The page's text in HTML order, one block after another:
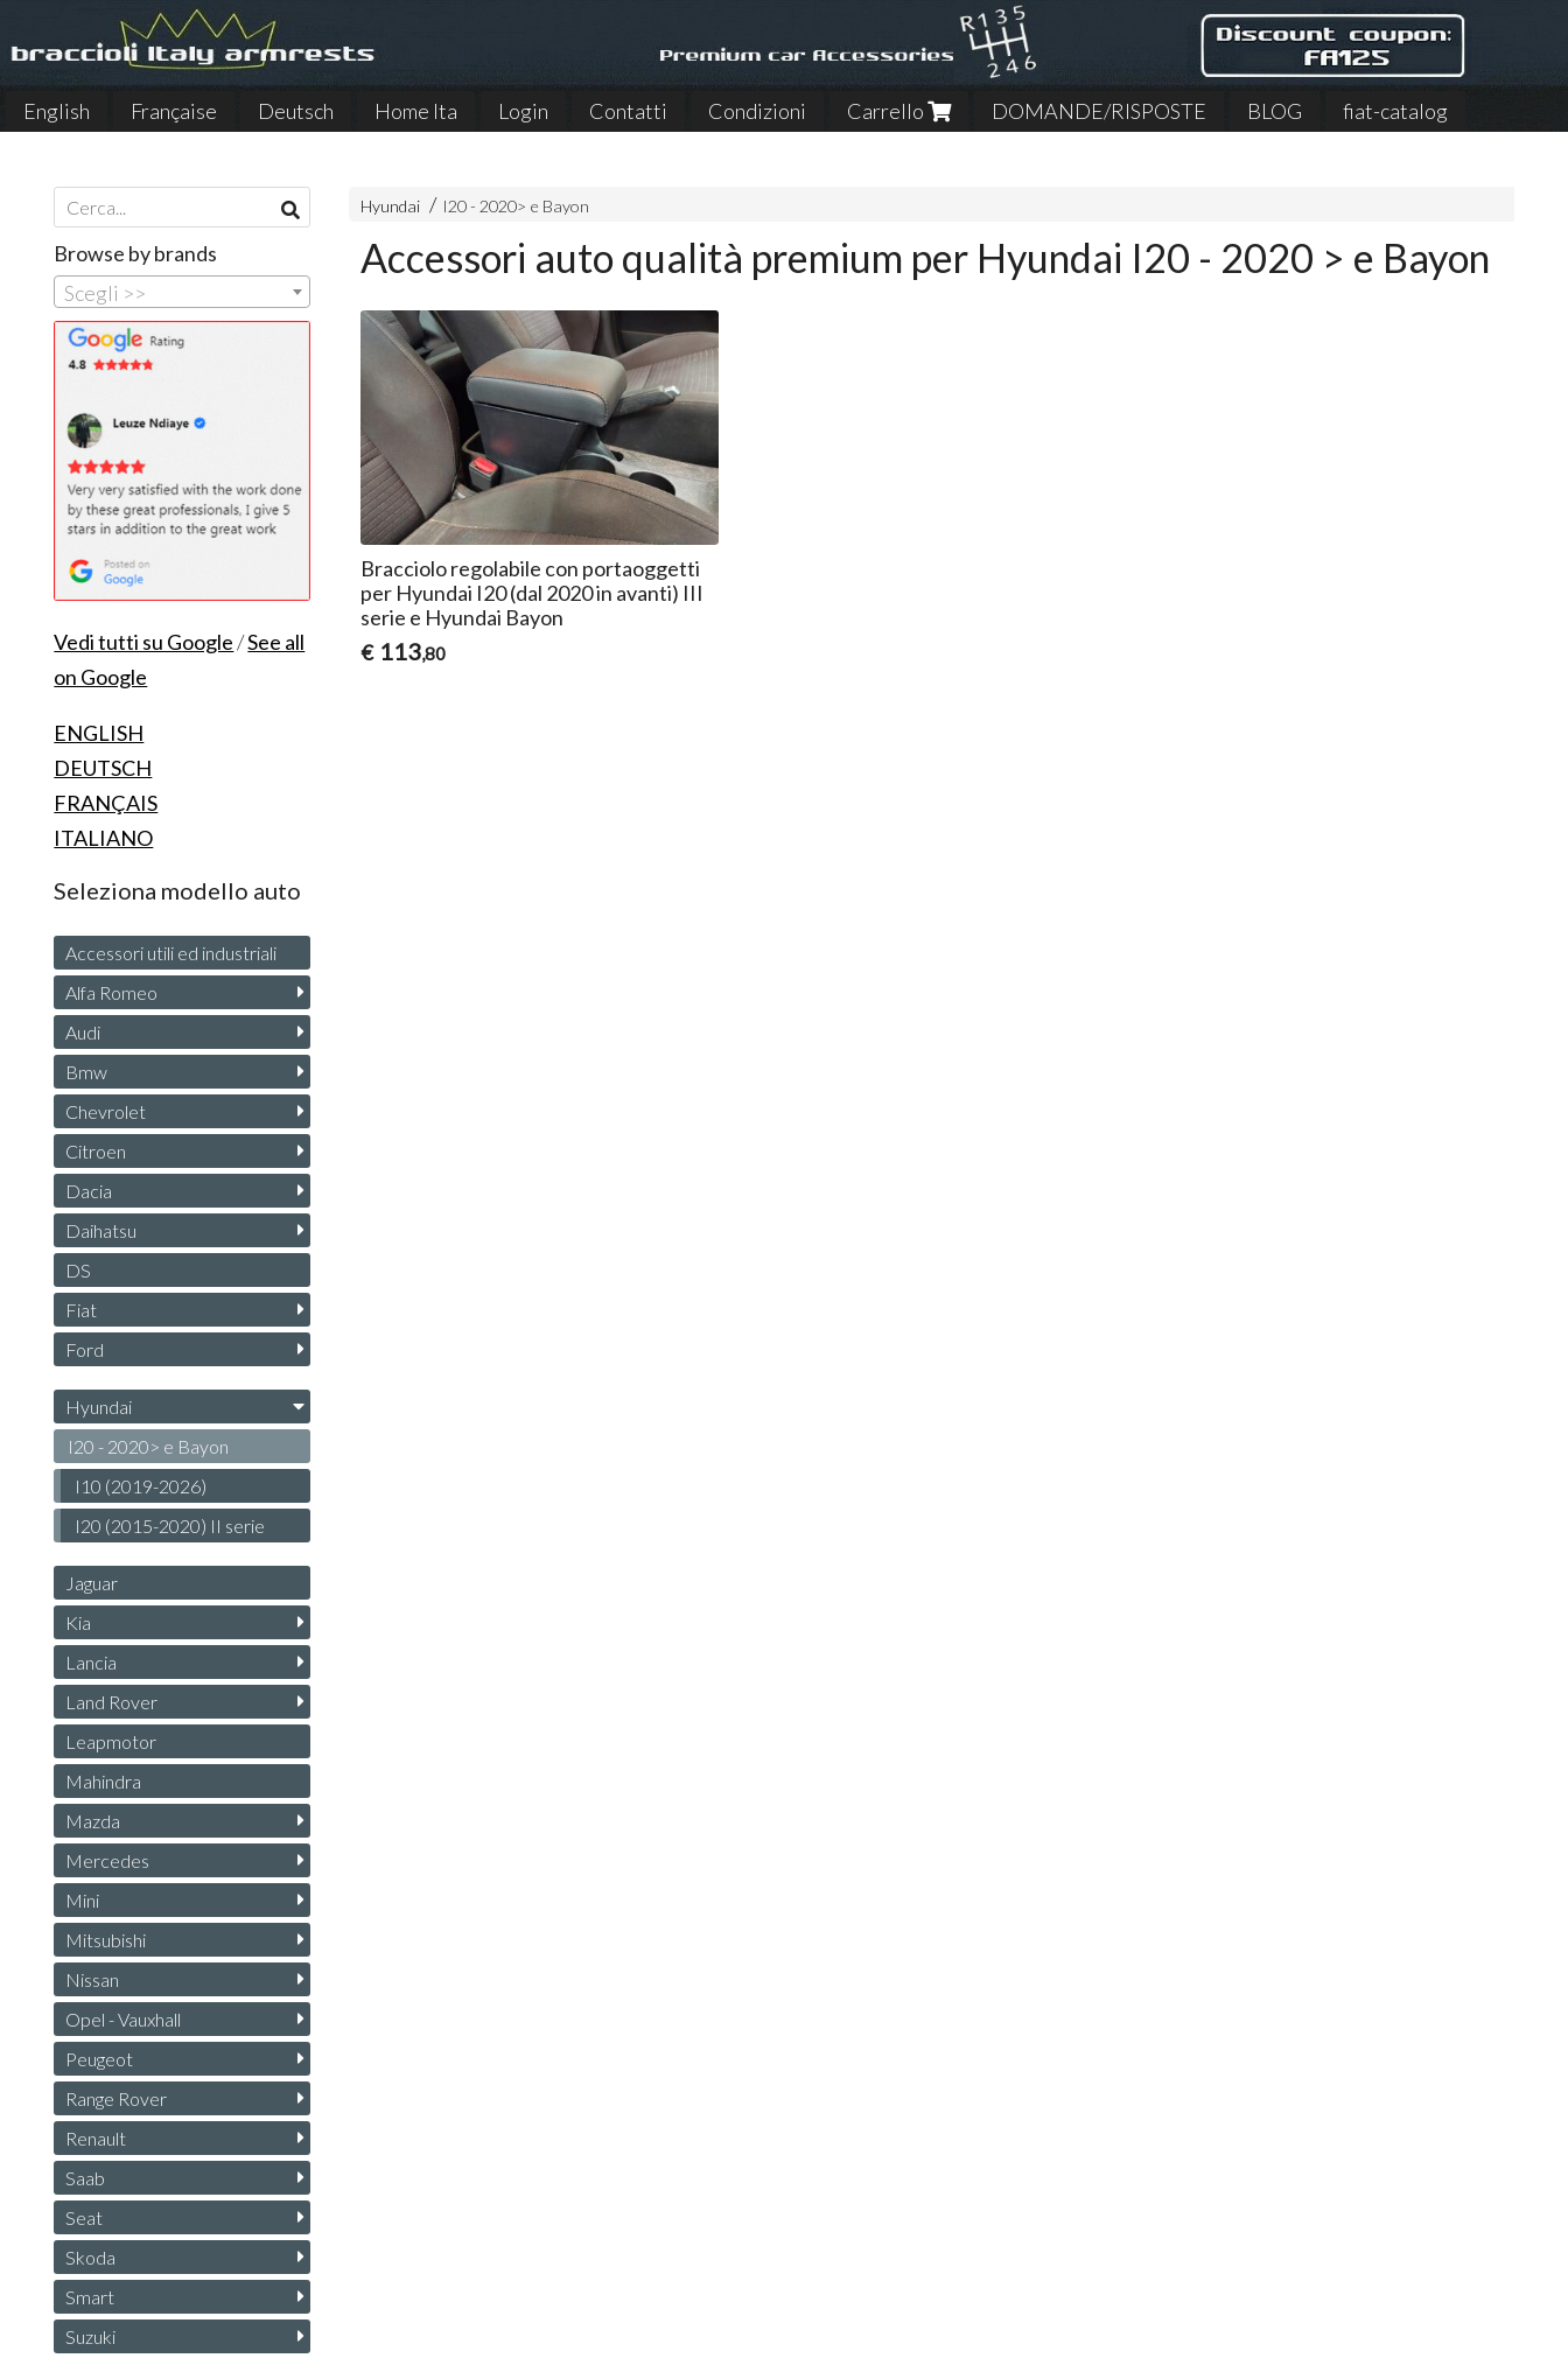
English Française Deutsch Home Ita Login Contatti Condizioni Carrello DOMANDE/RISPOSTE BLOG
fiat-catalog
Hyundai I20 - 2020> e Bayon
Accessori auto qualità premium per Hyundai I20 - 2020 > e Bayon
Bracciolo regolabile con portaoggetti
per Hyundai I20 (dal 2020 in avanti) III
serie e Hyundai Bayon
€ 113,80
Browse by brands
Scegli >>
Vedi tutti su Google/See all
on Google
ENGLISH
DEUTSCH
FRANÇAIS
ITALIANO
Seleziona modello auto
Accessori utili ed industriali
Alfa Romeo
Audi
Bmw
Chevrolet
Citroen
Dacia
Daihatsu
DS
Fiat
Ford
Hyundai
I20 - 2020> e Bayon
I10 (2019-2026)
I20 (2015-2020) II serie
Jaguar
Kia
Lancia
Land Rover
Leapmotor
Mahindra
Mazda
Mercedes
Mini
Mitsubishi
Nissan
Opel - Vauxhall
Peugeot
Range Rover
Renault
Saab
Seat
Skoda
Smart
Suzuki